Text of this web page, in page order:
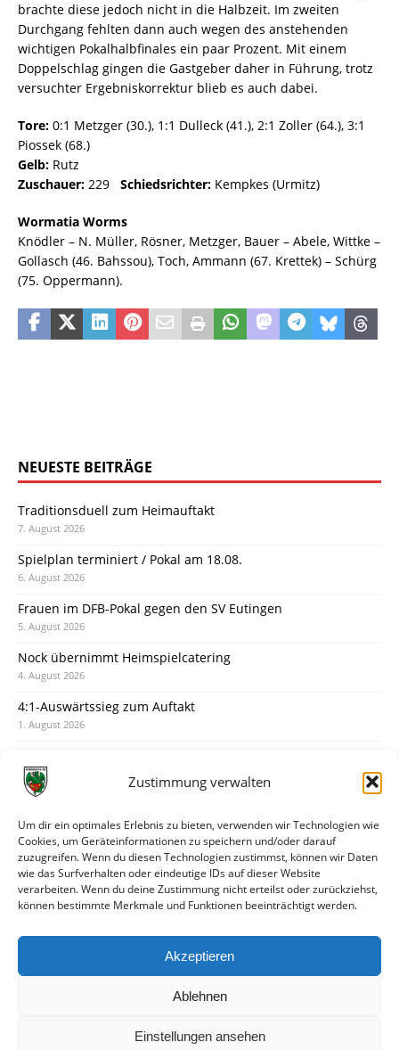
Zustimmung verwalten
Um dir ein optimales Erlebnis zu bieten, verwenden wir Technologien wie
Cookies, um Geräteinformationen zu speichern und/oder darauf
zuzugreifen. Wenn du diesen Technologien zustimmst, können wir Daten
wie das Surfverhalten oder eindeutige IDs auf dieser Website
verarbeiten. Wenn du deine Zustimmung nicht erteilst oder zurückziehst,
können bestimmte Merkmale und Funktionen beeinträchtigt werden.
Akzeptieren
Ablehnen
Einstellungen ansehen
brachte diese jedoch nicht in die Halbzeit. Im zweiten
Durchgang fehlten dann auch wegen des anstehenden
wichtigen Pokalhalbfinales ein paar Prozent. Mit einem
Doppelschlag gingen die Gastgeber daher in Führung, trotz
versuchter Ergebniskorrektur blieb es auch dabei.
Tore: 0:1 Metzger (30.), 1:1 Dulleck (41.), 2:1 Zoller (64.), 3:1
Piossek (68.)
Gelb: Rutz
Zuschauer: 229 Schiedsrichter: Kempkes (Urmitz)
Wormatia Worms
Knödler – N. Müller, Rösner, Metzger, Bauer – Abele, Wittke –
Gollasch (46. Bahssou), Toch, Ammann (67. Krettek) – Schürg
(75. Oppermann).
NEUESTE BEITRÄGE
Traditionsduell zum Heimauftakt
7. August 2026
Spielplan terminiert / Pokal am 18.08.
6. August 2026
Frauen im DFB-Pokal gegen den SV Eutingen
5. August 2026
Nock übernimmt Heimspielcatering
4. August 2026
4:1-Auswärtssieg zum Auftakt
1. August 2026
31. Juli 2026
30. Juli 2026
Deine Spielminute: 89+1
28. Juli 2026
Neuer Rückensponsor
Neue Podcast-Folge: So tickt Björn!
27. Juli 2026